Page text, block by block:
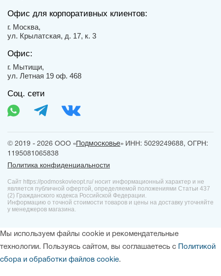
Офис для корпоративных клиентов:
г. Москва,
ул. Крылатская, д. 17, к. 3
Офис:
г. Мытищи,
ул. Летная 19 оф. 468
Соц. сети
© 2019 - 2026 ООО « Подмосковье» ИНН: 5029249688, ОГРН:
1195081065838
Политика конфиденциальности
Сайт https://podmoskovieopt.ru/ носит информационный характер и не
является публичной офертой, определяемой положениями Статьи 437
(2) Гражданского кодекса Российской Федерации.
Информацию о точной стоимости товаров и цены на доставку уточняйте
у менеджеров магазина.
Мы используем файлы cookie и рекомендательные
технологии. Пользуясь сайтом, вы соглашаетесь с
Политикой
сбора и обработки файлов cookie.